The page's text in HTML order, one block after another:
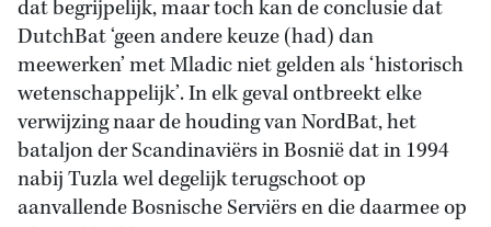
dat begrijpelijk, maar toch kan de conclusie dat
DutchBat ‘geen andere keuze (had) dan
meewerken’ met Mladic niet gelden als ‘historisch
wetenschappelijk’. In elk geval ontbreekt elke
verwijzing naar de houding van NordBat, het
bataljon der Scandinaviërs in Bosnië dat in 1994
nabij Tuzla wel degelijk terugschoot op
aanvallende Bosnische Serviërs en die daarmee op